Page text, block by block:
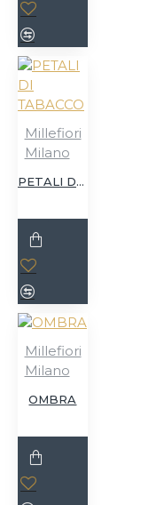
Millefiori
Milano
PETALI DI TABACCO
Millefiori
Milano
OMBRA